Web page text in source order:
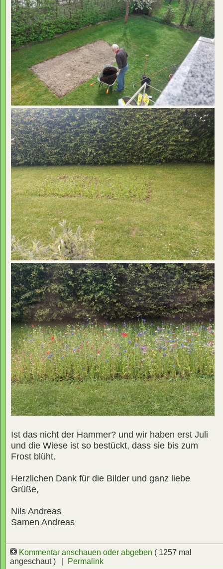
Ist das nicht der Hammer? und wir haben erst Juli
und die Wiese ist so bestückt, dass sie bis zum
Frost blüht.
Herzlichen Dank für die Bilder und ganz liebe
Grüße,
Nils Andreas
Samen Andreas
Kommentar anschauen oder abgeben ( 1257 mal
angeschaut ) |
Permalink